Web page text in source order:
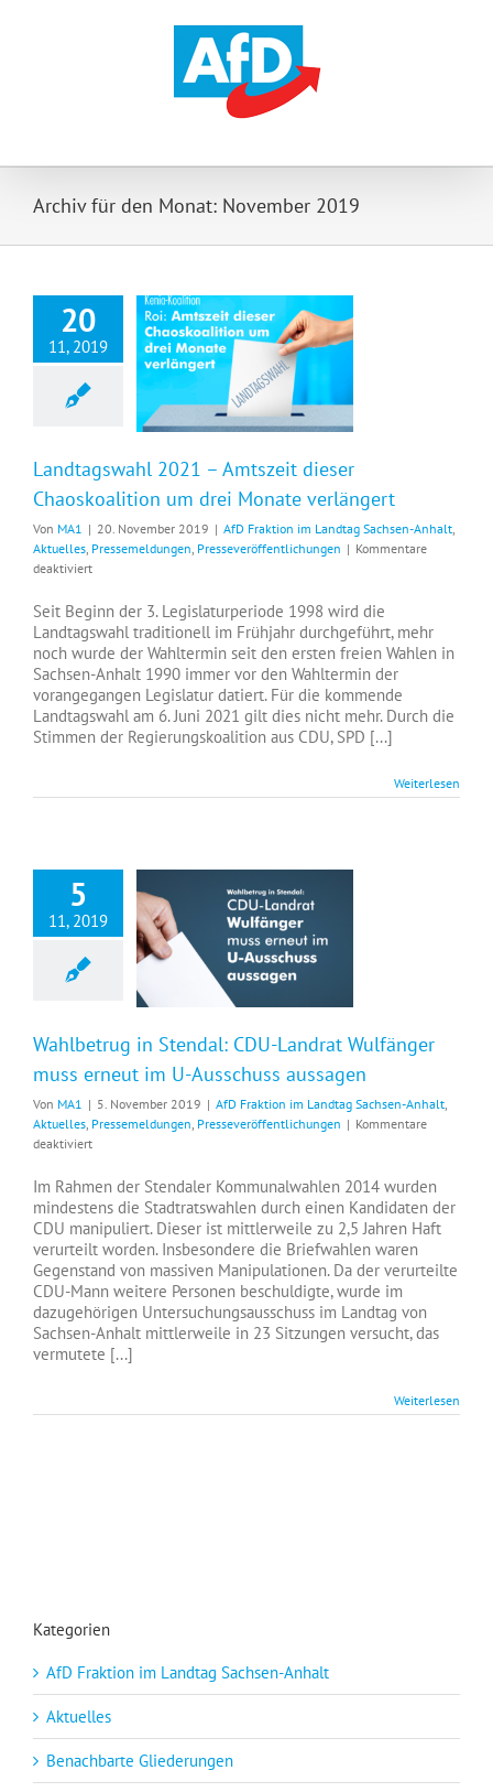
Archiv für den Monat: November 2019
20
11, 2019
Landtagswahl 2021 – Amtszeit dieser
Chaoskoalition um drei Monate verlängert
Von MA1 | 20. November 2019 | AfD Fraktion im Landtag Sachsen-Anhalt,
Aktuelles, Pressemeldungen, Presseveröffentlichungen | Kommentare
deaktiviertfür
2021
–
Amtszeit
dieser
Chaoskoalition
um
drei
Monate
Seit Beginn der 3. Legislaturperiode 1998 wird die
Landtagswahl traditionell im Frühjahr durchgeführt, mehr
noch wurde der Wahltermin seit den ersten freien Wahlen in
Sachsen-Anhalt 1990 immer vor den Wahltermin der
vorangegangen Legislatur datiert. Für die kommende
Landtagswahl am 6. Juni 2021 gilt dies nicht mehr. Durch die
Stimmen der Regierungskoalition aus CDU, SPD [...]
Weiterlesen
5
11, 2019
Wahlbetrug in Stendal: CDU-Landrat Wulfänger
muss erneut im U-Ausschuss aussagen
Von MA1 | 5. November 2019 | AfD Fraktion im Landtag Sachsen-Anhalt
Aktuelles Pressemeldungen Presseveröffentlichungen | Kommentare
deaktiviertfür
in
Stendal:
CDU-
Landrat
Wulfänger
muss
erneut
im
U-
Ausschuss
Im Rahmen der Stendaler Kommunalwahlen 2014 wurden
mindestens die Stadtratswahlen durch einen Kandidaten der
CDU manipuliert. Dieser ist mittlerweile zu 2,5 Jahren Haft
verurteilt worden. Insbesondere die Briefwahlen waren
Gegenstand von massiven Manipulationen. Da der verurteilte
CDU-Mann weitere Personen beschuldigte, wurde im
dazugehörigen Untersuchungsausschuss im Landtag von
Sachsen-Anhalt mittlerweile in 23 Sitzungen versucht, das
vermutete [...]
Weiterlesen
Kategorien
AfD Fraktion im Landtag Sachsen-Anhalt
Aktuelles
Benachbarte Gliederungen